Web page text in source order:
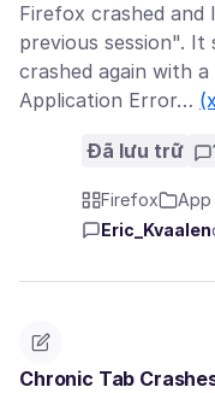
Firefox crashed
previous session".
crashed again with
Application Error…
Đã lưu trữ
Firefox App
Eric_Kvaalen
Chronic Tab